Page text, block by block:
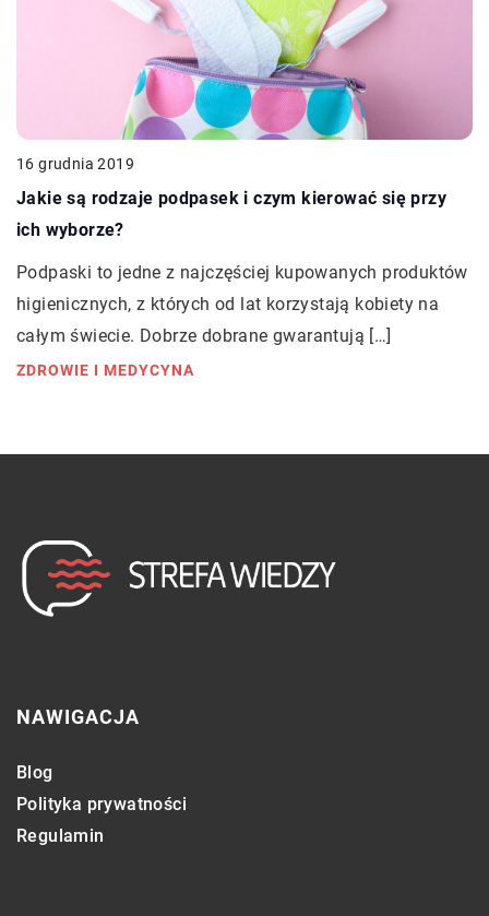
16 grudnia 2019
Jakie są rodzaje podpasek i czym kierować się przy
ich wyborze?
Podpaski to jedne z najczęściej kupowanych produktów
higienicznych, z których od lat korzystają kobiety na
całym świecie. Dobrze dobrane gwarantują […]
ZDROWIE I MEDYCYNA
NAWIGACJA
Blog
Polityka prywatności
Regulamin